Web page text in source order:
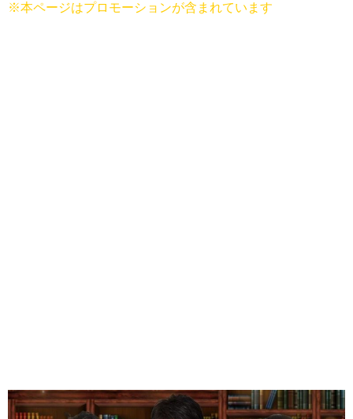
※本ページはプロモーションが含まれています